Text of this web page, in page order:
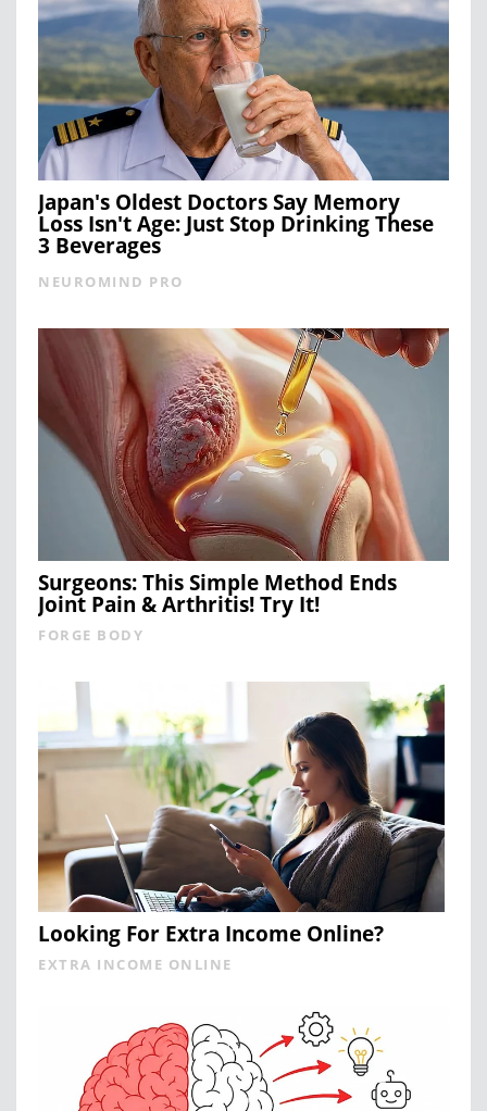
Japan's Oldest Doctors Say Memory
Loss Isn't Age: Just Stop Drinking These
3 Beverages
NEUROMIND PRO
Surgeons: This Simple Method Ends
Joint Pain & Arthritis! Try It!
FORGE BODY
Looking For Extra Income Online?
EXTRA INCOME ONLINE